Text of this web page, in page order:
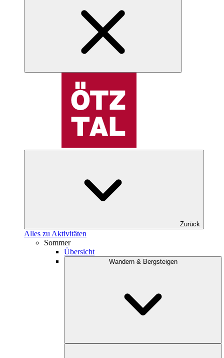
Zurück
Alles zu Aktivitäten
Sommer
Übersicht
Wandern & Bergsteigen